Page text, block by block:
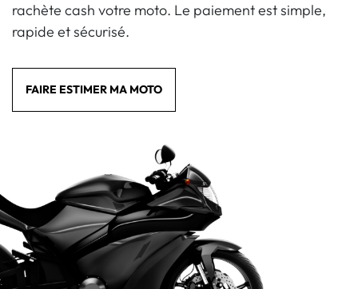
rachète cash votre moto. Le paiement est simple,
rapide et sécurisé.
FAIRE ESTIMER MA MOTO